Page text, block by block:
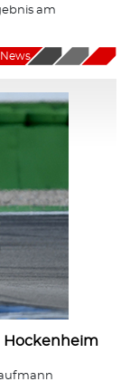
am
News
Hockenheim